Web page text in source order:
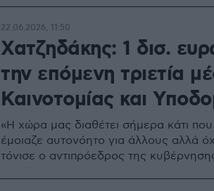
Χατζηδάκης: 1 δισ.
την επόμενη τριετία
Καινοτομίας και
«Η χώρα μας διαθέτει σήμερα κάτι που
έμοιαζε αυτονόητο για άλλους αλλά
τόνισε ο αντιπρόεδρος της
22.06.2026, 11:50